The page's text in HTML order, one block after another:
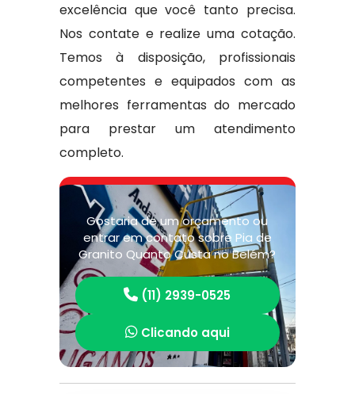
excelência que você tanto precisa.
Nos contate e realize uma cotação.
Temos à disposição, profissionais
competentes e equipados com as
melhores ferramentas do mercado
para prestar um atendimento
completo.
Gostaria de um orçamento ou
entrar em contato sobre Pia de
Granito Quanto Custa no Belém?
(11) 2939-0525
Clicando aqui